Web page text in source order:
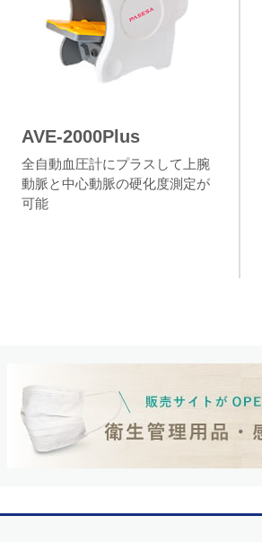
AVE-2000Plus
全自動血圧計にプラスして上腕
動脈と中心動脈の硬化度測定が
可能